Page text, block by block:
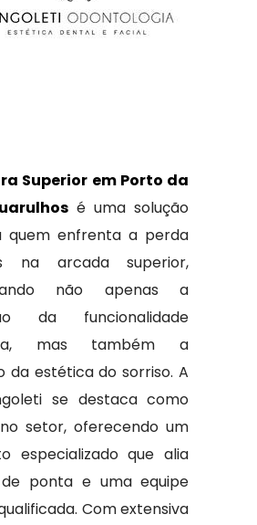
Superior em Porto da
é uma solução
quem enfrenta a perda
na arcada superior,
não apenas a
da funcionalidade
mas também a
da estética do sorriso. A
se destaca como
setor, oferecendo um
especializado que alia
ponta e uma equipe
Com extensiva